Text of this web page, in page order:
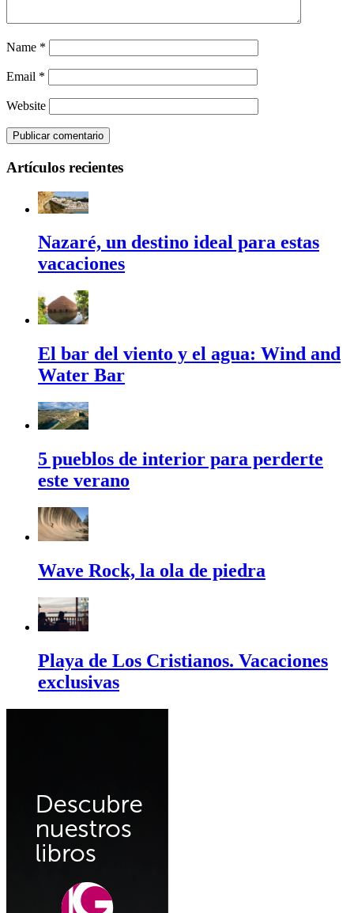
Name *
Email *
Website
Artículos recientes
Nazaré, un destino ideal para estas
vacaciones
El bar del viento y el agua: Wind and
Water Bar
5 pueblos de interior para perderte
este verano
Wave Rock, la ola de piedra
Playa de Los Cristianos. Vacaciones
exclusivas